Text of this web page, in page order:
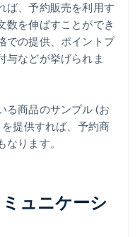
ば、予約販売を利用す
数を伸ばすことができ
での提供、ポイントプ
与などが挙げられま
る商品のサンプル (お
提供すれば、予約商
ります。
ュニケーシ